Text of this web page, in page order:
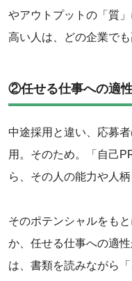
やアウトプットの「質
高い人は、どの企業で
②任せる仕事への適
中途採用と違い、応募
用。そのため。「自己
ら、その人の能力や人柄
そのポテンシャルをも
か、任せる仕事への適
は、書類を読みながら